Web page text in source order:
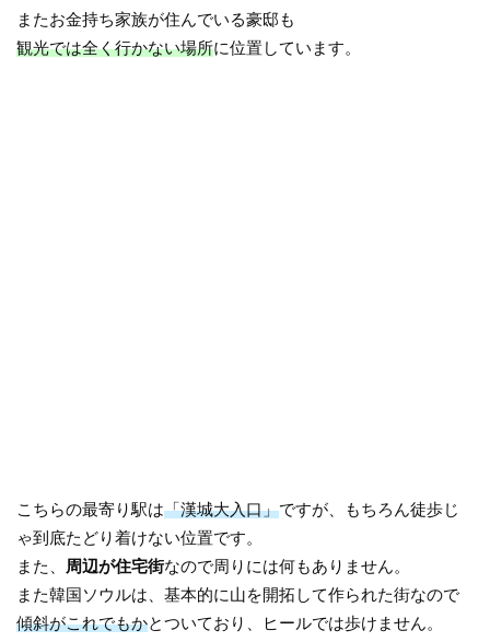
またお金持ち家族が住んでいる豪邸も
観光では全く行かない場所に位置しています。
こちらの最寄り駅は「漢城大入口」ですが、もちろん徒歩じ
ゃ到底たどり着けない位置です。
また、
周辺が住宅街なので周りには何もありません。
また韓国ソウルは、基本的に山を開拓して作られた街なので
傾斜がこれでもかとついており、ヒールでは歩けません。